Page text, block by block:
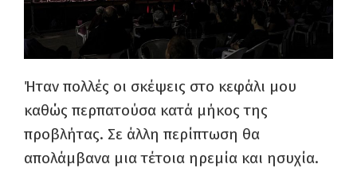
Ήταν πολλές οι σκέψεις στο κεφάλι μου
καθώς περπατούσα κατά μήκος της
προβλήτας. Σε άλλη περίπτωση θα
απολάμβανα μια τέτοια ηρεμία και ησυχία.